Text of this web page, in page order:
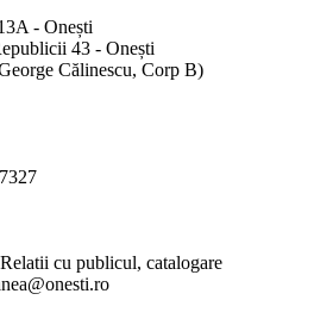
- Onești
43 - Onești
Călinescu, Corp B)
cu publicul, catalogare